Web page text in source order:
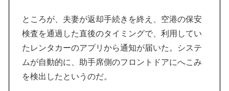
ところが、夫妻が返却手続きを終え、空港の保安
検査を通過した直後のタイミングで、利用してい
たレンタカーのアプリから通知が届いた。システ
ムが自動的に、助手席側のフロントドアにへこみ
を検出したというのだ。